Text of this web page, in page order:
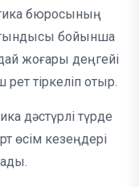
бюросының
бойынша
жоғары деңгейі
тіркеліп отыр.
дәстүрлі түрде
өсім кезеңдері